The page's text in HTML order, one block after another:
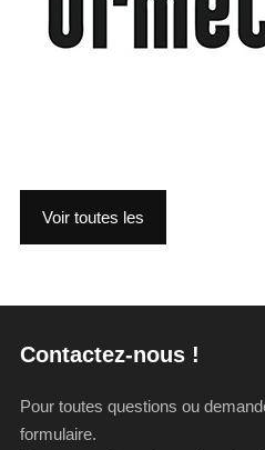
Voir toutes les
Contactez-nous !
Pour toutes questions ou
formulaire.